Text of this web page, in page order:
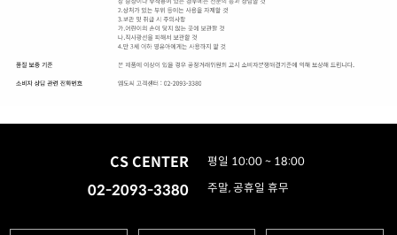
CS CENTER
02-2093-3380
평일 10:00 ~ 18:00
주말, 공휴일 휴무